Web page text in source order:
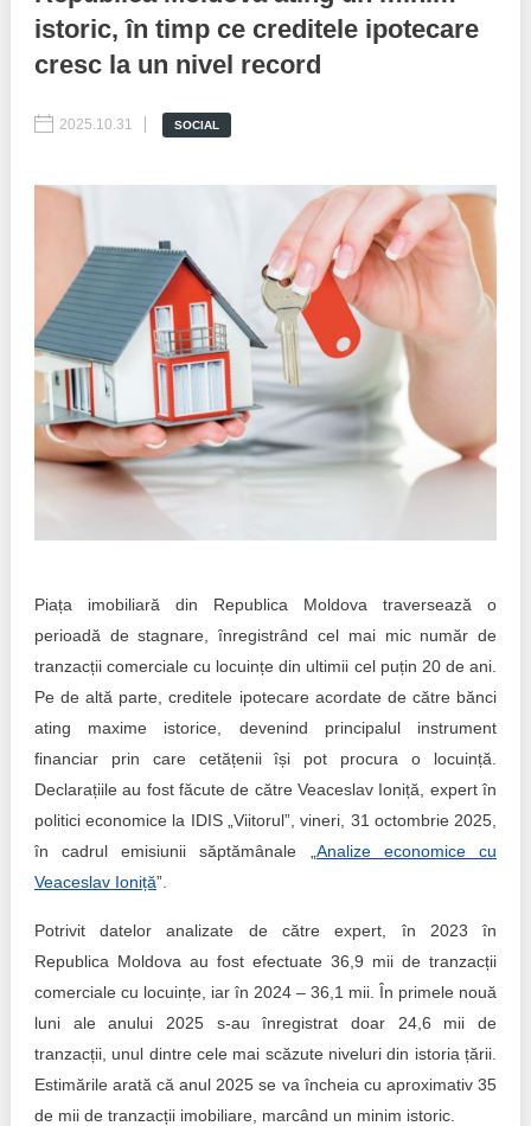
Note & poziții​
Organigrama IDIS
Anunțuri
Consiliul consulativ internațional IDIS
Politici regionale
Transparența guvernării locale
People Watch
Proces democratic
Agenda Națională de Business
Puterea hibridă
15 minute de realism economic
Aplică la BUNELE PRACTICI
Transparența întreprinderilor de stat
Cele mai bune și cele mai proaste politici locale din
Democrația, independența și transparența instituțiilor
publice-cheie din Moldova
Achizițiile publice în vizorul societății civile
istoric, în timp ce creditele ipotecare
cresc la un nivel record
2025.10.31 SOCIAL
Piața imobiliară din Republica Moldova traversează o
perioadă de stagnare, înregistrând cel mai mic număr de
tranzacții comerciale cu locuințe din ultimii cel puțin 20 de ani.
Pe de altă parte, creditele ipotecare acordate de către bănci
ating maxime istorice, devenind principalul instrument
financiar prin care cetățenii își pot procura o locuință.
Declarațiile au fost făcute de către Veaceslav Ioniță, expert în
politici economice la IDIS „Viitorul”, vineri, 31 octombrie 2025,
în cadrul emisiunii săptămânale „ Analize economice cu
Veaceslav Ioniță”.
Potrivit datelor analizate de către expert, în 2023 în
Republica Moldova au fost efectuate 36,9 mii de tranzacții
comerciale cu locuințe, iar în 2024 – 36,1 mii. În primele nouă
luni ale anului 2025 s-au înregistrat doar 24,6 mii de
tranzacții, unul dintre cele mai scăzute niveluri din istoria țării.
Estimările arată că anul 2025 se va încheia cu aproximativ 35
de mii de tranzacții imobiliare, marcând un minim istoric.